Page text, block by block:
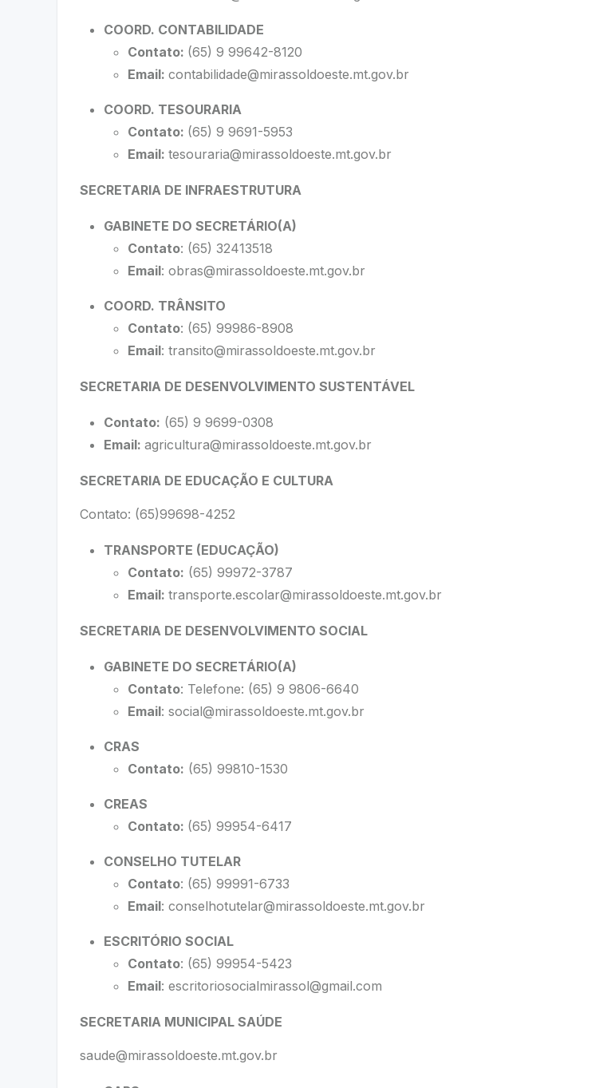
COORD. CONTABILIDADE
Contato: (65) 9 99642-8120
Email: contabilidade@mirassoldoeste.mt.gov.br
COORD. TESOURARIA
Contato: (65) 9 9691-5953
Email: tesouraria@mirassoldoeste.mt.gov.br
SECRETARIA DE INFRAESTRUTURA
GABINETE DO SECRETÁRIO(A)
Contato: (65) 32413518
Email: obras@mirassoldoeste.mt.gov.br
COORD. TRÂNSITO
Contato: (65) 99986-8908
Email: transito@mirassoldoeste.mt.gov.br
SECRETARIA DE DESENVOLVIMENTO SUSTENTÁVEL
Contato: (65) 9 9699-0308
Email: agricultura@mirassoldoeste.mt.gov.br
SECRETARIA DE EDUCAÇÃO E CULTURA
Contato: (65)99698-4252
TRANSPORTE (EDUCAÇÃO)
Contato: (65) 99972-3787
Email: transporte.escolar@mirassoldoeste.mt.gov.br
SECRETARIA DE DESENVOLVIMENTO SOCIAL
GABINETE DO SECRETÁRIO(A)
Contato: Telefone: (65) 9 9806-6640
Email: social@mirassoldoeste.mt.gov.br
CRAS
Contato: (65) 99810-1530
CREAS
Contato: (65) 99954-6417
CONSELHO TUTELAR
Contato: (65) 99991-6733
Email: conselhotutelar@mirassoldoeste.mt.gov.br
ESCRITÓRIO SOCIAL
Contato: (65) 99954-5423
Email: escritoriosocialmirassol@gmail.com
SECRETARIA MUNICIPAL SAÚDE
saude@mirassoldoeste.mt.gov.br